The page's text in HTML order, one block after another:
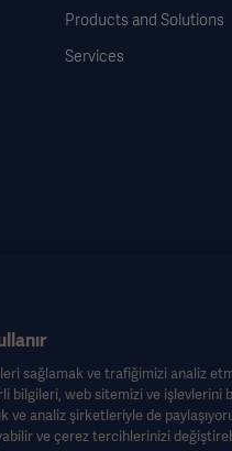
Products and Solutions
Services
sağlamak ve trafiğimizi analiz
bilgileri, web sitemizi ve işlevlerini
analiz şirketleriyle de
ve çerez tercihlerinizi